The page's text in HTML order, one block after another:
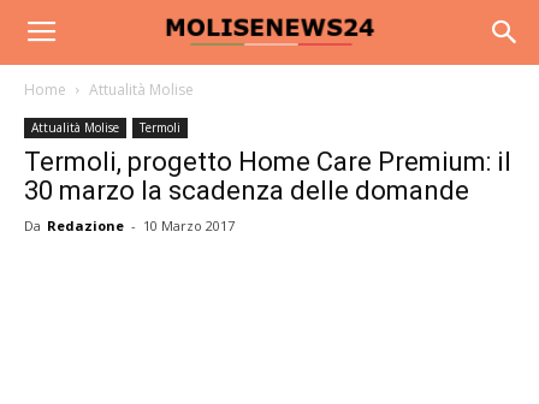
Home Attualità Molise
Attualità Molise Termoli
Termoli, progetto Home Care Premium: il
30 marzo la scadenza delle domande
Da Redazione - 10 Marzo 2017